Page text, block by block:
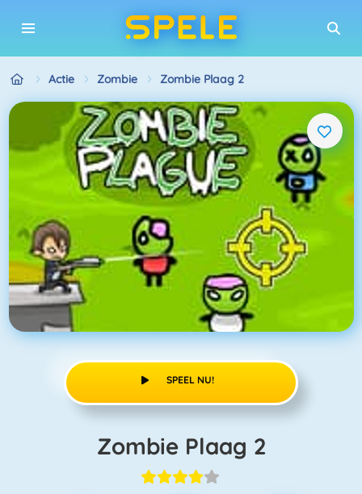
Actie Zombie Zombie Plaag 2
SPEEL NU!
Zombie Plaag 2